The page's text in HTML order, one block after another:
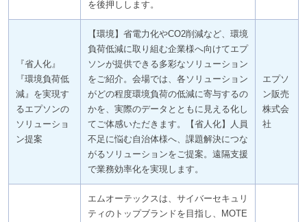
を後押しします。
『省人化』
『環境負荷低
減』を実現す
るエプソンの
ソリューショ
ン提案
【環境】省電力化やCO2削減など、環境
負荷低減に取り組む企業様へ向けてエプ
ソンが提供できる多彩なソリューション
をご紹介。会場では、各ソリューション
がどの程度環境負荷の低減に寄与するの
かを、実際のデータとともに見える化し
てご体感いただきます。【省人化】人員
不足に悩む自治体様へ、課題解決につな
がるソリューションをご提案。遠隔支援
で業務効率化を実現します。
エプソ
ン販売
株式会
社
エムオーテックスは、サイバーセキュリ
ティのトップブランドを目指し、MOTE